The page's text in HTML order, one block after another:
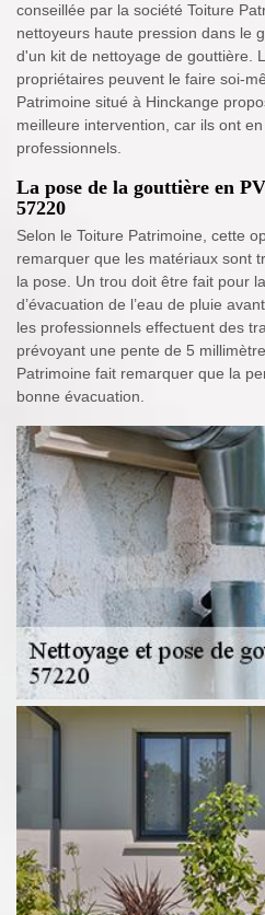
conseillée par la société Toiture
nettoyeurs haute pression dans le
d'un kit de nettoyage de gouttière.
propriétaires peuvent le faire soi-
Patrimoine situé à Hinckange
meilleure intervention, car ils ont
professionnels.
La pose de la gouttière en
57220
Selon le Toiture Patrimoine, cette
remarquer que les matériaux sont
la pose. Un trou doit être fait pour
d’évacuation de l’eau de pluie
les professionnels effectuent des
prévoyant une pente de 5
Patrimoine fait remarquer que la
bonne évacuation.